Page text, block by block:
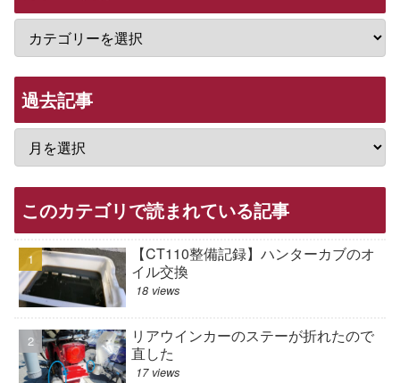
過去記事
このカテゴリで読まれている記事
【CT110整備記録】ハンターカブのオ
イル交換
18 views
リアウインカーのステーが折れたので
直した
17 views